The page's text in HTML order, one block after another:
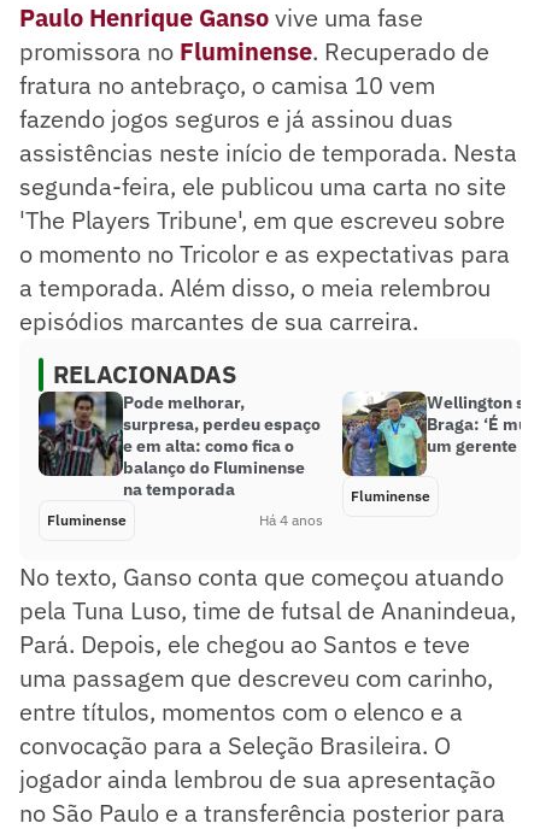
Paulo Henrique Gansovive uma fase
promissora no Fluminense. Recuperado de
fratura no antebraço, o camisa 10 vem
fazendo jogos seguros e já assinou duas
assistências neste início de temporada. Nesta
segunda-feira, ele publicou uma carta no site
'The Players Tribune', em que escreveu sobre
o momento no Tricolor e as expectativas para
a temporada. Além disso, o meia relembrou
episódios marcantes de sua carreira.
RELACIONADAS
Pode melhorar,
surpresa, perdeu espaço
e em alta: como fica o
balanço do Fluminense
na temporada
Fluminense Há 4 anos
Wellington
Braga: ‘É
um gerente
Fluminense
No texto, Ganso conta que começou atuando
pela Tuna Luso, time de futsal de Ananindeua,
Pará. Depois, ele chegou ao Santos e teve
uma passagem que descreveu com carinho,
entre títulos, momentos com o elenco e a
convocação para a Seleção Brasileira. O
jogador ainda lembrou de sua apresentação
no São Paulo e a transferência posterior para